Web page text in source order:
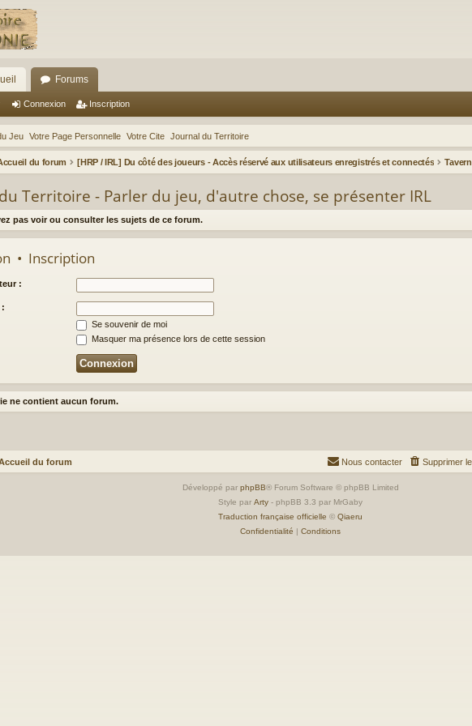
Forums
Connexion Inscription
Jeu Votre Page Personnelle Votre Cite Journal du Territoire
du forum [HRP / IRL] Du côté des joueurs - Accès réservé aux utilisateurs enregistrés et connectés
Territoire - Parler du jeu, d'autre chose, se présenter IRL
pas voir ou consulter les sujets de ce forum.
• Inscription
:
:
Se souvenir de moi
Masquer ma présence lors de cette session
ne contient aucun forum.
du forum Supprimer
Nous contacter
Développé par phpBB® Forum Software © phpBB Limited
Style par Arty - phpBB 3.3 par MrGaby
Traduction française officielle © Qiaeru
Confidentialité | Conditions